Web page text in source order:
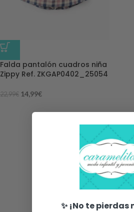
-35%
Falda pantalón cuadros niña
Zippy Ref. ZKGAP0402_25054
22,99€ 14,99€
✨ ¡No te